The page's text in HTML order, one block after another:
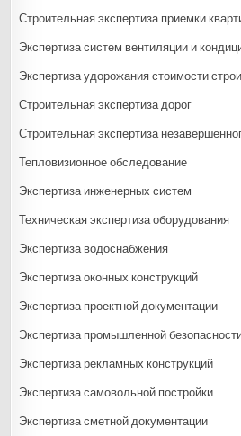
Строительная экспертиза приемки
Экспертиза систем вентиляции и
Экспертиза удорожания стоимости
Строительная экспертиза дорог
Строительная экспертиза
Тепловизионное обследование
Экспертиза инженерных систем
Техническая экспертиза оборудования
Экспертиза водоснабжения
Экспертиза оконных конструкций
Экспертиза проектной документации
Экспертиза промышленной
Экспертиза рекламных конструкций
Экспертиза самовольной постройки
Экспертиза сметной документации